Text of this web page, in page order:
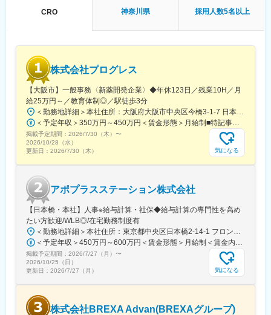
入社後は希望や経験に応じたプロジェクトに配属します。そのプ
ーカーに転籍することも可能です。オファーや延長依頼があった
もできます。また、定期的な面談を通じて、その時々に応じたプ
ロジェクトを提示するなどフレキシブルにキャリアが形成できま
す。その他、本社部門（マネージャー、研修部門など）への道も
あります。
■同社について：
同社は、医療機器・製薬メーカーの営業領域を支援するCSOと呼
ばれる業種です。「新製品が発売されたため営業を増員したい」
「このエリアで営業活動を拡大したい」といったようなメーカー
からのオーダーに対し自社の社員を派遣しています。同社では転
職せずに様々な医薬品・医療機器を経験し、自身に合った営業ス
地方単位内での転勤などエリアの相談が可能です。
変更の範囲：会社の定める業務
CRO 神奈川県 採用人数5名以上
株式会社プログレス
【大阪市】一般事務〈新薬開発企業〉◆年休123日／残業10H／月
給25万円～／教育体制◎／駅徒歩3分
掲載予定期間： 2026/7/30（木） 〜
2026/10/28（水）
更新日： 2026/7/30（木） 気になる
アポプラスステーション株式会社
【日本橋・本社】人事※給与計算・社保◆給与計算の専門性を高め
たい方歓迎/WLB◎/在宅勤務制度有
掲載予定期間： 2026/7/27（月） 〜
2026/10/25（日）
更新日： 2026/7/27（月） 気になる
株式会社BREXA Advan(BREXAグループ)